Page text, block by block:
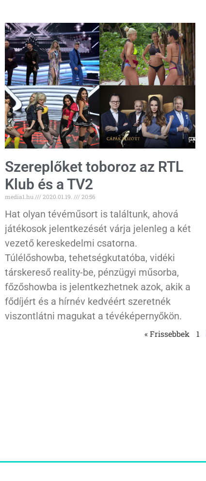
Szereplőket toboroz az RTL
Klub és a TV2
media1.hu 2020.01.19. 20:56
Hat olyan tévéműsort is találtunk, ahová
játékosok jelentkezését várja jelenleg a két
vezető kereskedelmi csatorna.
Túlélőshowba, tehetségkutatóba, vidéki
társkereső reality-be, pénzügyi műsorba,
főzőshowba is jelentkezhetnek azok, akik a
fődíjért és a hírnév kedvéért szeretnék
viszontlátni magukat a tévéképernyőkön.
« Frissebbek 1